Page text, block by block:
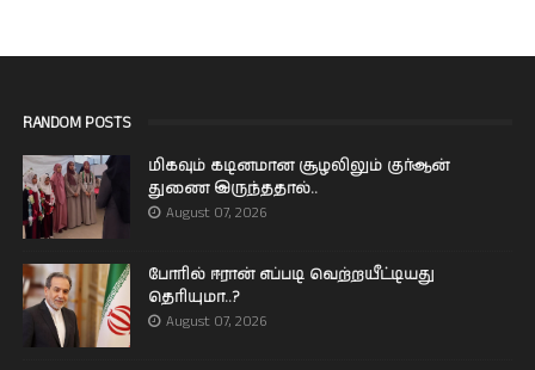
RANDOM POSTS
மிகவும் கடினமான சூழலிலும் குர்ஆன்
துணை இருந்ததால்..
August 07, 2026
போரில் ஈரான் எப்படி வெற்றயீட்டியது
தெரியுமா..?
August 07, 2026